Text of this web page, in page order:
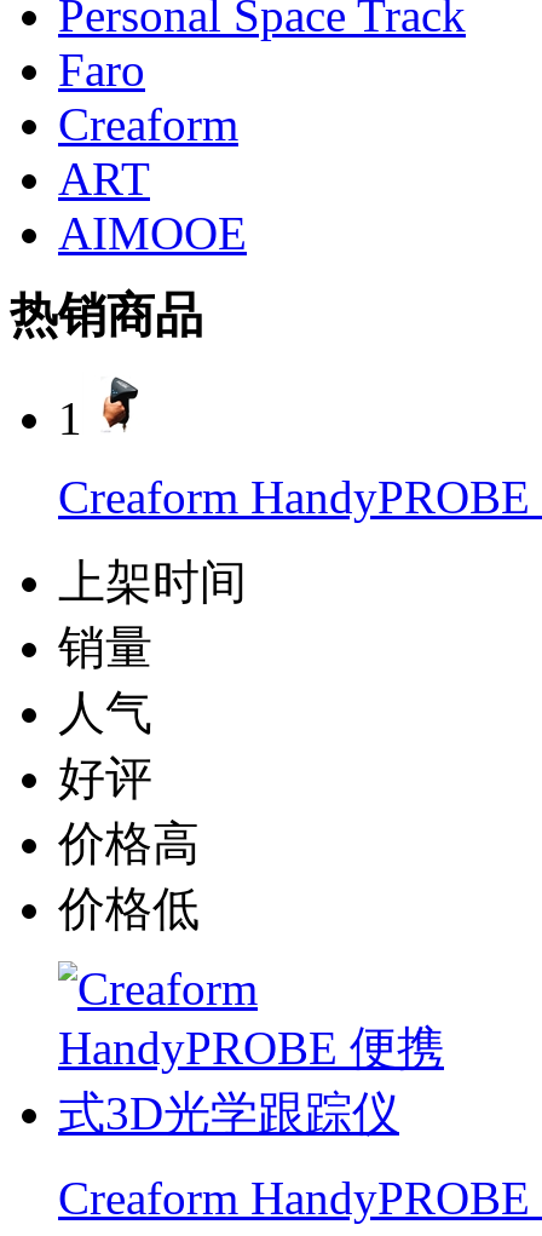
Personal Space Track
Faro
Creaform
ART
AIMOOE
热销商品
1
Creaform
上架时间
销量
人气
好评
价格高
价格低
Creaform